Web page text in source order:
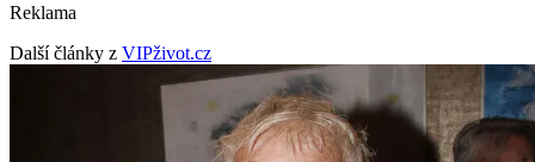
Reklama
Další články z VIPživot.cz